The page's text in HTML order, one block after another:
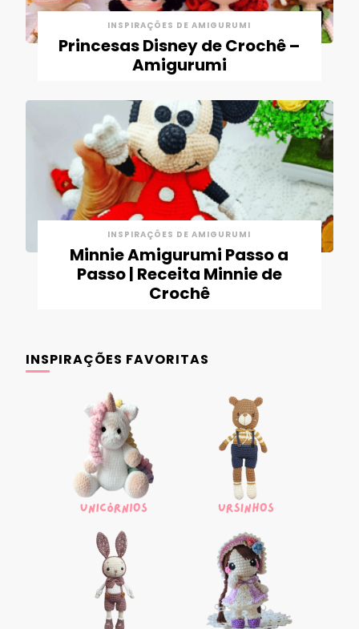
INSPIRAÇÕES DE AMIGURUMI
Princesas Disney de Crochê –
Amigurumi
INSPIRAÇÕES DE AMIGURUMI
Minnie Amigurumi Passo a
Passo | Receita Minnie de
Crochê
INSPIRAÇÕES FAVORITAS